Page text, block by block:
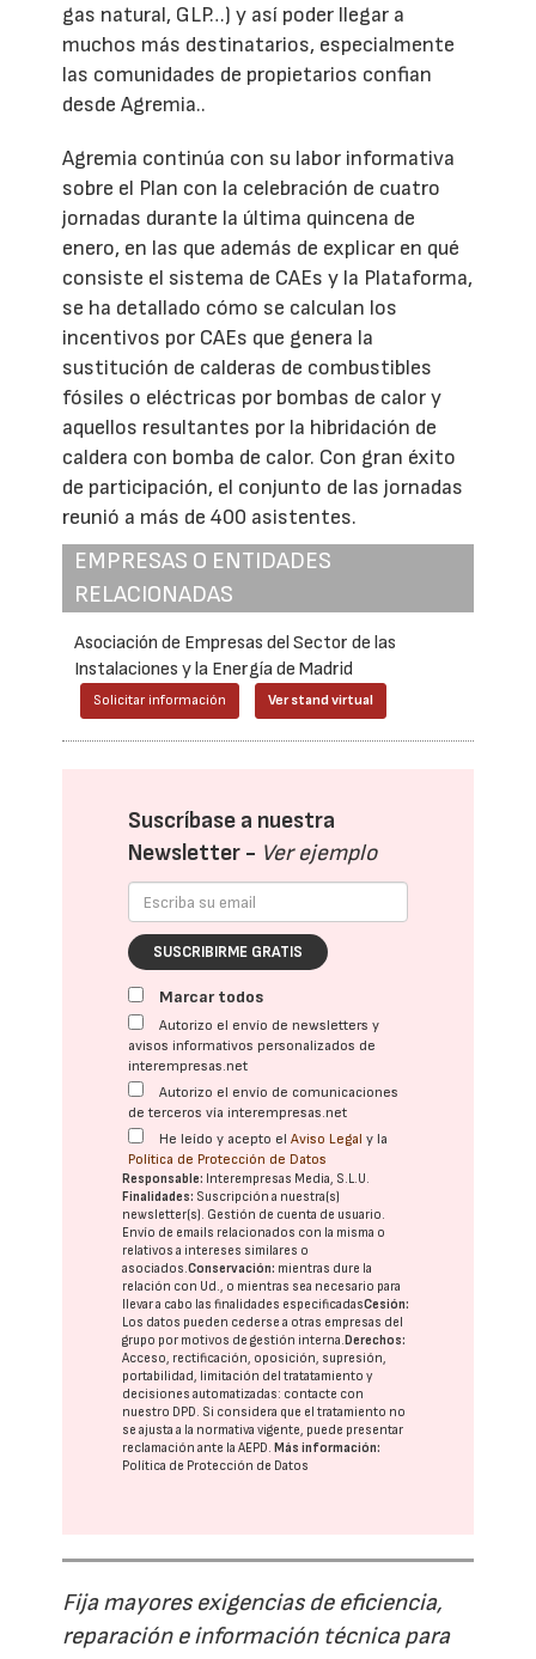
gas natural, GLP…) y así poder llegar a
muchos más destinatarios, especialmente
las comunidades de propietarios confian
desde Agremia..
Agremia continúa con su labor informativa
sobre el Plan con la celebración de cuatro
jornadas durante la última quincena de
enero, en las que además de explicar en qué
consiste el sistema de CAEs y la Plataforma,
se ha detallado cómo se calculan los
incentivos por CAEs que genera la
sustitución de calderas de combustibles
fósiles o eléctricas por bombas de calor y
aquellos resultantes por la hibridación de
caldera con bomba de calor. Con gran éxito
de participación, el conjunto de las jornadas
reunió a más de 400 asistentes.
EMPRESAS O ENTIDADES
RELACIONADAS
Asociación de Empresas del Sector de las
Instalaciones y la Energía de Madrid
Solicitar información Ver stand virtual
Suscríbase a nuestra
Newsletter - Ver ejemplo
SUSCRIBIRME GRATIS
Marcar todos
Autorizo el envío de newsletters y
avisos informativos personalizados de
interempresas.net
Autorizo el envío de comunicaciones
de terceros vía interempresas.net
He leído y acepto elAviso Legal y la
Política de Protección de Datos
Responsable: Interempresas Media, S.L.U.
Finalidades: Suscripción a nuestra(s)
newsletter(s). Gestión de cuenta de usuario.
Envío de emails relacionados con la misma o
relativos a intereses similares o
asociados.Conservación: mientras dure la
relación con Ud., o mientras sea necesario para
llevar a cabo las finalidades especificadasCesión:
Los datos pueden cederse a otras empresas del
grupo por motivos de gestión interna. Derechos:
Acceso, rectificación, oposición, supresión,
portabilidad, limitación del tratatamiento y
decisiones automatizadas: contacte con
nuestro DPD. Si considera que el tratamiento no
se ajusta a la normativa vigente, puede presentar
reclamación ante laAEPD. Más información:
Política de Protección de Datos
Fija mayores exigencias de eficiencia,
reparación e información técnica para